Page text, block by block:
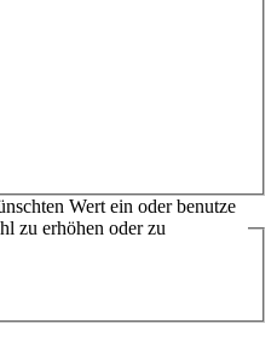
Wert ein oder benutze
zu erhöhen oder zu